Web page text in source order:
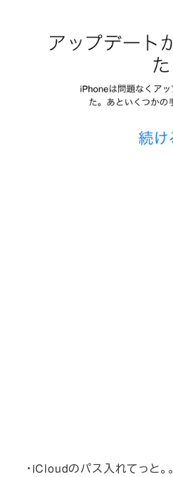
・iCloudのパス入れてっと。。